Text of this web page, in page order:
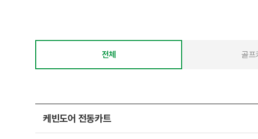
전체 골프
케빈도어 전동카트